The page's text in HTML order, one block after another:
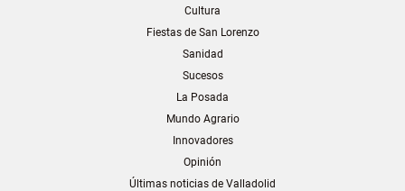
Cultura
Fiestas de San Lorenzo
Sanidad
Sucesos
La Posada
Mundo Agrario
Innovadores
Opinión
Últimas noticias de Valladolid